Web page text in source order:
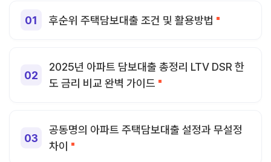
후순위 주택담보대출 조건 및 활용방법
2025년 아파트 담보대출 총정리 LTV DSR 한
도 금리 비교 완벽 가이드
공동명의 아파트 주택담보대출 설정과 무설정
차이